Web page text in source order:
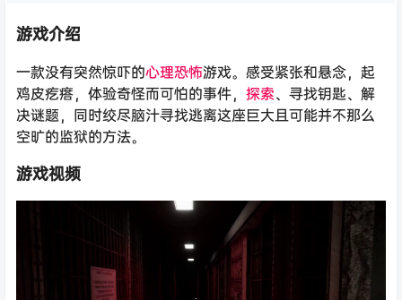
游戏介绍
一款没有突然惊吓的心理恐怖游戏。感受紧张和悬念，起
鸡皮疙瘩，体验奇怪而可怕的事件， 探索、寻找钥匙、解
决谜题，同时绞尽脑汁寻找逃离这座巨大且可能并不那么
空旷的监狱的方法。
游戏视频